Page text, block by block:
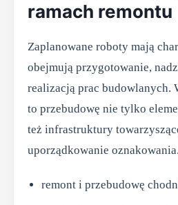
ramach remontu
Zaplanowane roboty mają
obejmują przygotowanie,
realizacją prac budowlanych.
to przebudowę nie tylko
też infrastruktury
uporządkowanie oznakowania.
remont i przebudowę